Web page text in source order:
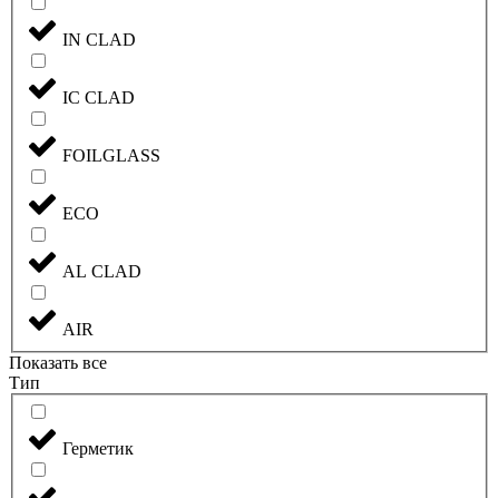
IN CLAD
IC CLAD
FOILGLASS
ECO
AL CLAD
AIR
Показать все
Тип
Герметик